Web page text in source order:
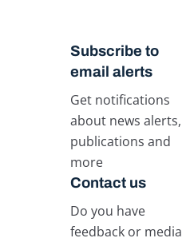
Subscribe to
email alerts
Get notifications
about news alerts,
publications and
more
Contact us
Do you have
feedback or media